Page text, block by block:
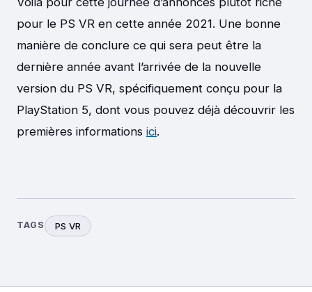
pour le PS VR en cette année 2021. Une bonne
manière de conclure ce qui sera peut être la
dernière année avant l’arrivée de la nouvelle
version du PS VR, spécifiquement conçu pour la
PlayStation 5, dont vous pouvez déjà découvrir les
premières informations ici.
TAGS PS VR